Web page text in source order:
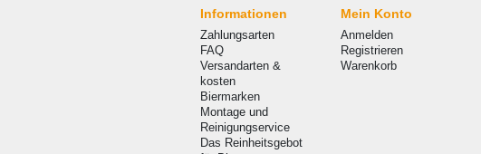
Informationen
Zahlungsarten
FAQ
Versandarten &
kosten
Biermarken
Montage und
Reinigungservice
Das Reinheitsgebot
Mein Konto
Anmelden
Registrieren
Warenkorb